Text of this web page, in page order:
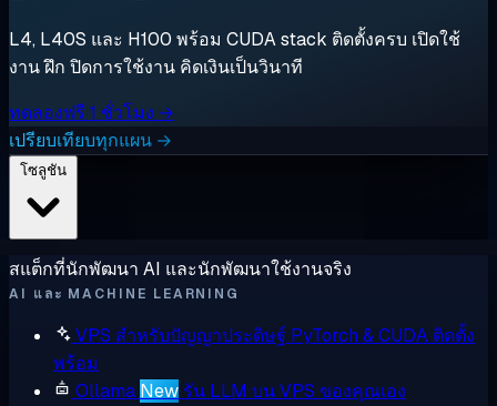
L4, L40S และ H100 พร้อม CUDA stack ติดตั้งครบ เปิดใช้
งาน ฝึก ปิดการใช้งาน คิดเงินเป็นวินาที
ทดลองฟรี 1 ชั่วโมง →
เปรียบเทียบทุกแผน →
สแต็กที่นักพัฒนา AI และนักพัฒนาใช้งานจริง
AI และ MACHINE LEARNING
VPS สำหรับปัญญาประดิษฐ์ PyTorch & CUDA ติดตั้ง
พร้อม
Ollama New รัน LLM บน VPS ของคุณเอง